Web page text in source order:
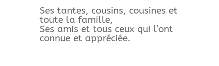
Ses tantes, cousins, cousines et
toute la famille,
Ses amis et tous ceux qui l’ont
connue et appréciée.